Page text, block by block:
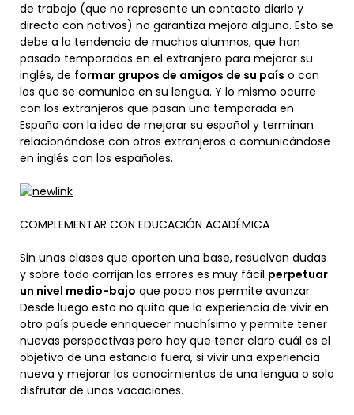
de trabajo (que no represente un contacto diario y
directo con nativos) no garantiza mejora alguna. Esto se
debe a la tendencia de muchos alumnos, que han
pasado temporadas en el extranjero para mejorar su
inglés, de formar grupos de amigos de su país o con
los que se comunica en su lengua. Y lo mismo ocurre
con los extranjeros que pasan una temporada en
España con la idea de mejorar su español y terminan
relacionándose con otros extranjeros o comunicándose
en inglés con los españoles.
COMPLEMENTAR CON EDUCACIÓN ACADÉMICA
Sin unas clases que aporten una base, resuelvan dudas
y sobre todo corrijan los errores es muy fácil perpetuar
un nivel medio-bajo que poco nos permite avanzar.
Desde luego esto no quita que la experiencia de vivir en
otro país puede enriquecer muchísimo y permite tener
nuevas perspectivas pero hay que tener claro cuál es el
objetivo de una estancia fuera, si vivir una experiencia
nueva y mejorar los conocimientos de una lengua o solo
disfrutar de unas vacaciones.